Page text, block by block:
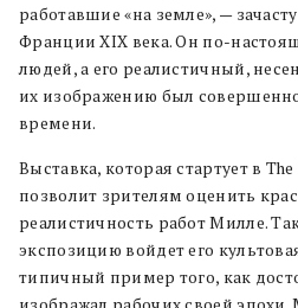
работавшие «на земле», —
Франции XIX века. Он по-
людей, а его реалистичный,
их изображению был
времени.
Выставка, которая стартует в
позволит зрителям оценить
реалистичность работ Милле.
экспозицию войдет его
типичный пример того, как